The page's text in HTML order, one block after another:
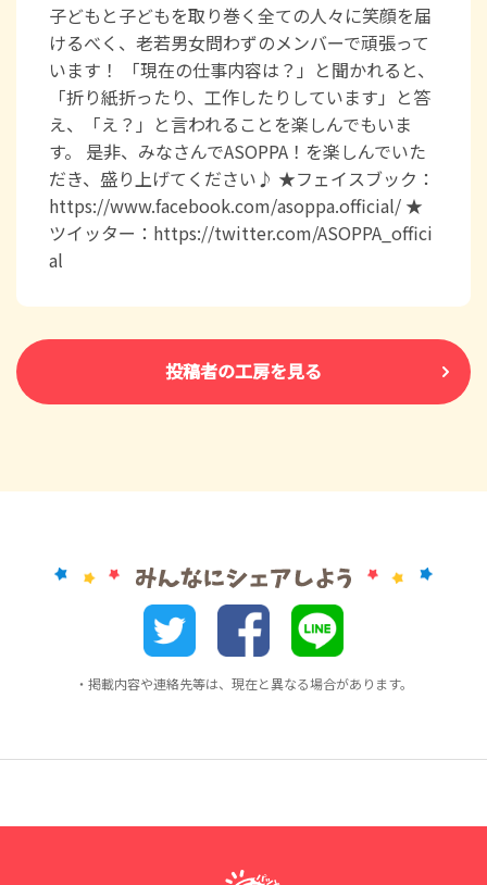
子どもと子どもを取り巻く全ての人々に笑顔を届
けるべく、老若男女問わずのメンバーで頑張って
います！ 「現在の仕事内容は？」と聞かれると、
「折り紙折ったり、工作したりしています」と答
え、「え？」と言われることを楽しんでもいま
す。 是非、みなさんでASOPPA！を楽しんでいた
だき、盛り上げてください♪ ★フェイスブック：
https://www.facebook.com/asoppa.official/ ★
ツイッター：https://twitter.com/ASOPPA_offici
al
投稿者の工房を見る
・掲載内容や連絡先等は、現在と異なる場合があります。